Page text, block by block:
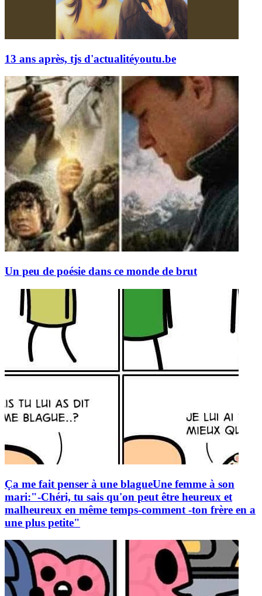
13 ans après, tjs d'actualitéyoutu.be
Un peu de poésie dans ce monde de brut
Ça me fait penser à une blagueUne femme à son
mari:"-Chéri, tu sais qu'on peut être heureux et
malheureux en même temps-comment -ton frère en a
une plus petite"